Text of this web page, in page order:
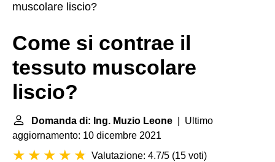
muscolare liscio?
Come si contrae il
tessuto muscolare
liscio?
Domanda di: Ing. Muzio Leone | Ultimo
aggiornamento: 10 dicembre 2021
Valutazione: 4.7/5 (15 voti)